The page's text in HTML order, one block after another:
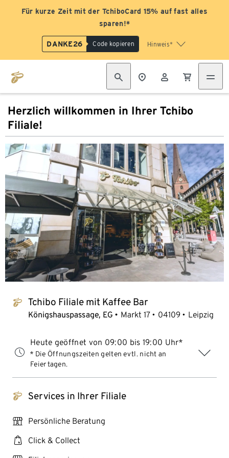
Für kurze Zeit mit der TchiboCard 15% auf fast alles
sparen!*
DANKE26 Code kopieren Hinweis*
Herzlich willkommen in Ihrer Tchibo
Filiale!
tchibo_logo Tchibo Filiale mit Kaffee Bar
Königshauspassage, EG Markt 17 04109 Leipzig
Heute geöffnet von 09:00 bis 19:00 Uhr*
* Die Öffnungszeiten gelten evtl. nicht an
Feiertagen.
tchibo_logo Services in Ihrer Filiale
personal_services Persönliche Beratung
click_collect Click & Collect